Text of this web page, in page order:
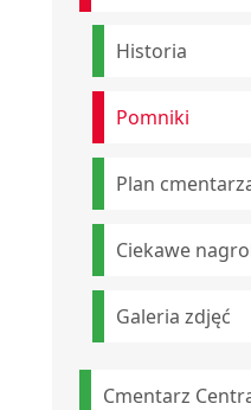
Historia
Pomniki
Plan
Ciekawe
Galeria zdjęć
Cmentarz